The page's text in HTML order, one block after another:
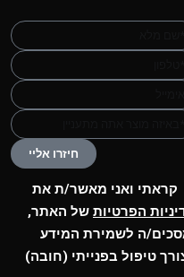
חיזרו אליי
קראתי ואני מאשר/ת את
הפרטיות של האתר,
ה לשמירת המידע
טיפול בפנייתי (חובה)